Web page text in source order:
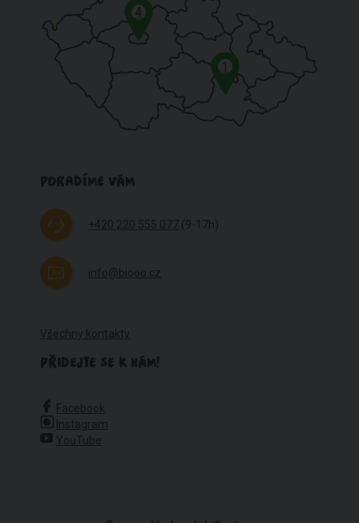
1
4
PORADÍME VÁM
+420 220 555 077 (9-17h)
info@biooo.cz
Všechny kontakty
PŘIDEJTE SE K NÁM!
Facebook
Instagram
YouTube